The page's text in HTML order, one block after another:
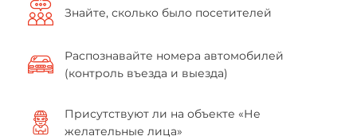
Знайте, сколько было посетителей
Распознавайте номера автомобилей
(контроль въезда и выезда)
Присутствуют ли на объекте «Не
желательные лица»